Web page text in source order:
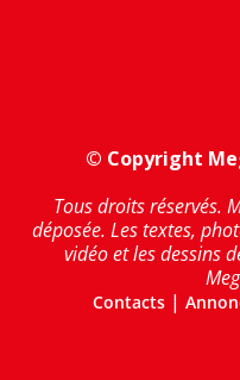
© Copyright
Tous droits réservés.
déposée. Les textes,
vidéo et les dessins
Contacts|